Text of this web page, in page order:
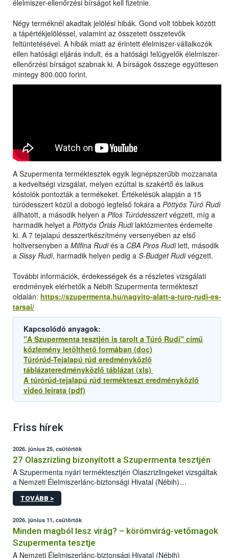
élelmiszer-ellenőrzési bírságot kell fizetnie.
Négy terméknél akadtak jelölési hibák. Gond volt többek között
a tápértékjelöléssel, valamint az összetett összetevők
feltüntetésével. A hibák miatt az érintett élelmiszer-vállalkozók
ellen hatósági eljárás indult, és a hatósági felügyelők élelmiszer-
ellenőrzési bírságot szabnak ki. A bírságok összege együttesen
mintegy 800.000 forint.
A Szupermenta terméktesztek egyik legnépszerűbb mozzanata
a kedveltségi vizsgálat, melyen ezúttal is szakértő és laikus
kóstolók pontozták a termékeket. Értékelésük alapján a 15
túródesszert közül a dobogó legfelső fokára a Pöttyös Túró Rudi
állhatott, a második helyen a Pilos Túródesszertvégzett, míg a
harmadik helyet a Pöttyös Óriás Rudilaktózmentes érdemelte
ki. A 7 tejalapú desszertkészítmény versenyében az első
holtversenyben a Milfina Rudiés a CBA Piros Rudi lett, második
a Sissy Rudi, harmadik helyen pedig a S-Budget Rudivégzett.
További információk, érdekességek és a részletes vizsgálati
eredmények elérhetők a Nébih Szupermenta termékteszt
oldalán: https://szupermenta.hu/nagyito-alatt-a-turo-rudi-es-
tarsai/
Kapcsolódó anyagok:
"A Szupermenta tesztjén is tarolt a Túró Rudi" című
közlemény letölthető formában (doc)
Túrórúd-Tejalapú rúd eredményközlő
táblázateredményközlő táblázat (xls)
A túrórúd-tejalapú rúd termékteszt eredményközlő
videó leirata (pdf)
Friss hírek
2026. június 25, csütörtök
27 Olaszrizling bizonyított a Szupermenta tesztjén
A Szupermenta nyári terméktesztjén Olaszrizlingeket vizsgáltak
a Nemzeti Élelmiszerlánc-biztonsági Hivatal (Nébih)
szakemberei. Összesen 27 bor került „nagyító alá”, melyek az
élelmiszerbiztonsági és -minőségi vizsgálatok, valamint a
vizsgálaton az is kiderült, melyek a kóstolók által
legkedveltebbnek ítélt Olaszrizlingek.
TOVÁBB >
2026. június 11, csütörtök
Minden magból lesz virág? – körömvirág-vetőmagok
Szupermenta tesztje
A Nemzeti Élelmiszerlánc-biztonsági Hivatal (Nébih)